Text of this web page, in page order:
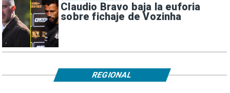
Claudio Bravo baja la euforia
sobre fichaje de Vozinha
REGIONAL